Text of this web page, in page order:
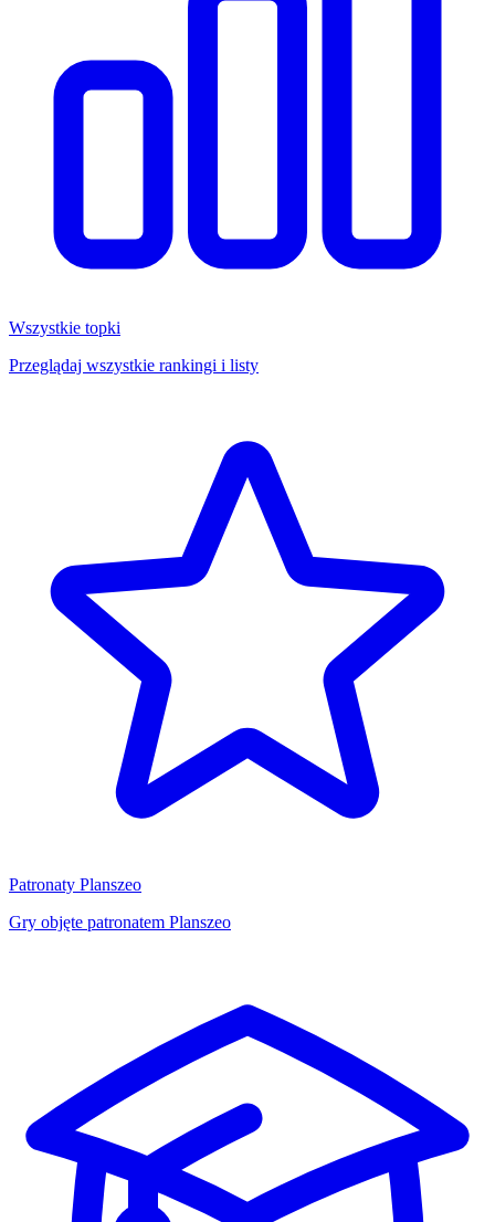
Wszystkie topki
Przeglądaj wszystkie rankingi i listy
Patronaty Planszeo
Gry objęte patronatem Planszeo